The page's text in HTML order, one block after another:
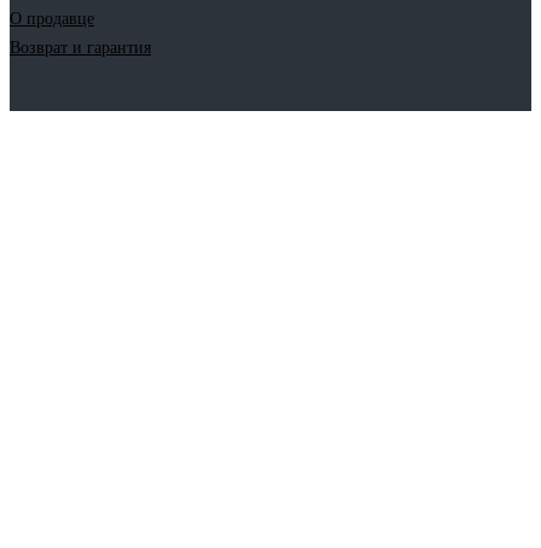
О продавце
Возврат и гарантия